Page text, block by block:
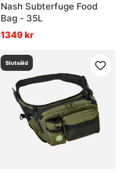
Nash Subterfuge Food
Bag - 35L
1349 kr
Slutsåld